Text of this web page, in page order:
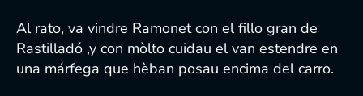
Al rato, va vindre Ramonet con el fillo gran de
Rastilladó ,y con mòlto cuidau el van estendre en
una márfega que hèban posau encima del carro.